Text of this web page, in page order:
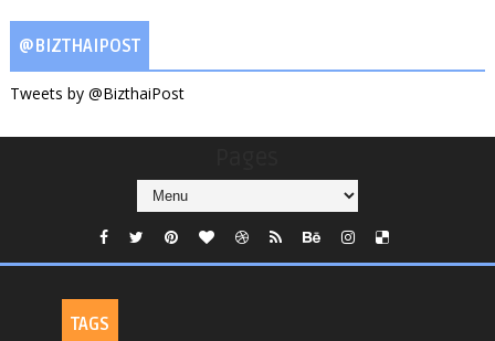
@BIZTHAIPOST
Tweets by @BizthaiPost
TAGS